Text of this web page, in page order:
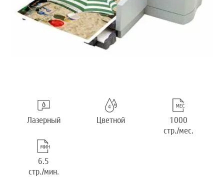
Лазерный Цветной
1000
стр./мес.
6.5
стр./мин.